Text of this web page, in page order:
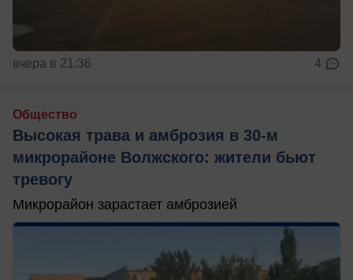
вчера в 21:36 4
Общество
Высокая трава и амброзия в 30‑м
микрорайоне Волжского: жители бьют
тревогу
Микрорайон зарастает амброзией